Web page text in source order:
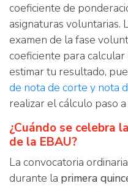
coeficiente de
asignaturas voluntarias.
examen de la fase
coeficiente para calcular
estimar tu resultado,
de nota de corte y nota
realizar el cálculo paso a
¿Cuándo se celebra
de la EBAU?
La convocatoria
durante la primera